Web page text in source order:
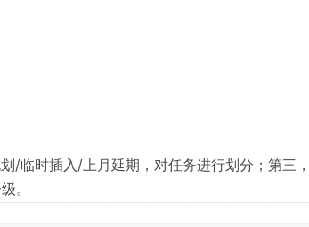
/临时插入/上月延期，对任务进行划分；第
。